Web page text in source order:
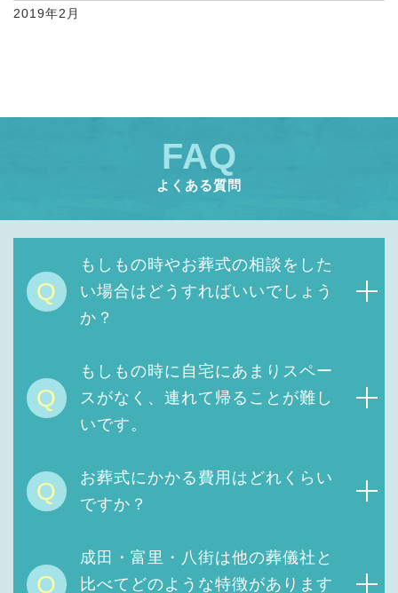
2019年2月
FAQ
よくある質問
Q
もしもの時やお葬式の相談をした
い場合はどうすればいいでしょう
か？
Q
もしもの時に自宅にあまりスペー
スがなく、連れて帰ることが難し
いです。
Q お葬式にかかる費用は どれくらい
ですか？
Q
成田・富里・八街は他の葬儀社と
比べてどのような特徴があります